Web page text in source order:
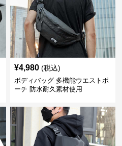
¥4,980 (税込)
ボディバッグ 多機能ウエストポ
ーチ 防水耐久素材使用